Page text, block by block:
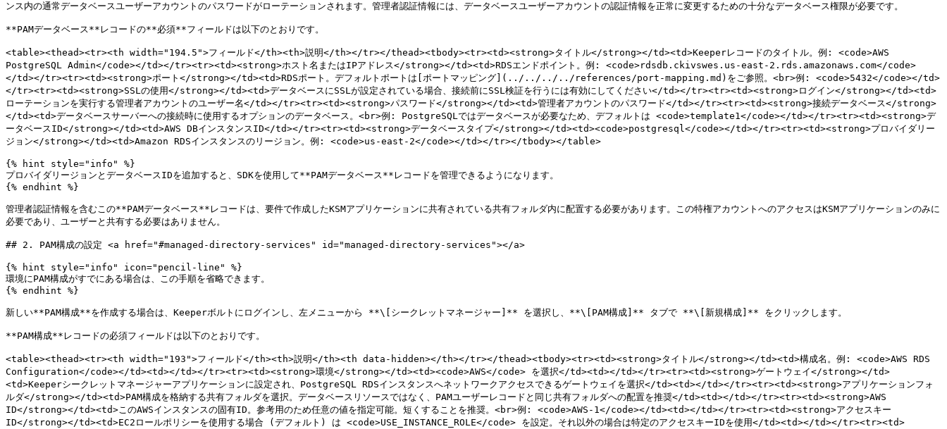
ンス内の通常データベースユーザーアカウントのパスワードがローテーションされます。管理者認証情報には、データベースユーザーアカウントの認証情報を正常に変更するための十分なデータベース権限が必要です。
**PAMデータベース**レコードの**必須**フィールドは以下のとおりです。
<table><thead><tr><th width="194.5">フィールド</th><th>説明</th></tr></thead><tbody><tr><td><strong>タイトル</strong></td><td>Keeperレコードのタイトル。例: <code>AWS
PostgreSQL Admin</code></td></tr><tr><td><strong>ホスト名またはIPアドレス</strong></td><td>RDSエンドポイント。例: <code>rdsdb.ckivswes.us-east-2.rds.amazonaws.com</code>
</td></tr><tr><td><strong>ポート</strong></td><td>RDSポート。デフォルトポートは[ポートマッピング](../../../../references/port-mapping.md)をご参照。<br>例: <code>5432</code></td>
</tr><tr><td><strong>SSLの使用</strong></td><td>データベースにSSLが設定されている場合、接続前にSSL検証を行うには有効にしてください</td></tr><tr><td><strong>ログイン</strong></td><td>
ローテーションを実行する管理者アカウントのユーザー名</td></tr><tr><td><strong>パスワード</strong></td><td>管理者アカウントのパスワード</td></tr><tr><td><strong>接続データベース</strong>
</td><td>データベースサーバーへの接続時に使用するオプションのデータベース。<br>例: PostgreSQLではデータベースが必要なため、デフォルトは <code>template1</code></td></tr><tr><td><strong>デ
ータベースID</strong></td><td>AWS DBインスタンスID</td></tr><tr><td><strong>データベースタイプ</strong></td><td><code>postgresql</code></td></tr><tr><td><strong>プロバイダリー
ジョン</strong></td><td>Amazon RDSインスタンスのリージョン。例: <code>us-east-2</code></td></tr></tbody></table>
{% hint style="info" %}
プロバイダリージョンとデータベースIDを追加すると、SDKを使用して**PAMデータベース**レコードを管理できるようになります。
{% endhint %}
管理者認証情報を含むこの**PAMデータベース**レコードは、要件で作成したKSMアプリケーションに共有されている共有フォルダ内に配置する必要があります。この特権アカウントへのアクセスはKSMアプリケーションのみに
必要であり、ユーザーと共有する必要はありません。
## 2. PAM構成の設定 <a href="#managed-directory-services" id="managed-directory-services"></a>
{% hint style="info" icon="pencil-line" %}
環境にPAM構成がすでにある場合は、この手順を省略できます。
{% endhint %}
新しい**PAM構成**を作成する場合は、Keeperボルトにログインし、左メニューから **\[シークレットマネージャー]** を選択し、**\[PAM構成]** タブで **\[新規構成]** をクリックします。
**PAM構成**レコードの必須フィールドは以下のとおりです。
<table><thead><tr><th width="193">フィールド</th><th>説明</th><th data-hidden></th></tr></thead><tbody><tr><td><strong>タイトル</strong></td><td>構成名。例: <code>AWS RDS
Configuration</code></td><td></td></tr><tr><td><strong>環境</strong></td><td><code>AWS</code> を選択</td><td></td></tr><tr><td><strong>ゲートウェイ</strong></td>
<td>Keeperシークレットマネージャーアプリケーションに設定され、PostgreSQL RDSインスタンスへネットワークアクセスできるゲートウェイを選択</td><td></td></tr><tr><td><strong>アプリケーションフォ
ルダ</strong></td><td>PAM構成を格納する共有フォルダを選択。データベースリソースではなく、PAMユーザーレコードと同じ共有フォルダへの配置を推奨</td><td></td></tr><tr><td><strong>AWS
ID</strong></td><td>このAWSインスタンスの固有ID。参考用のため任意の値を指定可能。短くすることを推奨。<br>例: <code>AWS-1</code></td><td></td></tr><tr><td><strong>アクセスキー
ID</strong></td><td>EC2ロールポリシーを使用する場合 (デフォルト) は <code>USE_INSTANCE_ROLE</code> を設定。それ以外の場合は特定のアクセスキーIDを使用</td><td></td></tr><tr><td>